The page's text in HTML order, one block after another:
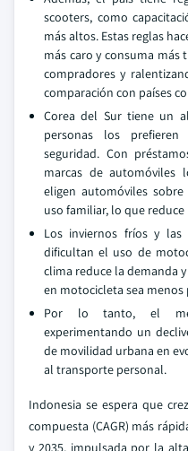
scooters, como
más altos. Estas reglas
más caro y consuma
compradores y
comparación con países
Corea del Sur tiene un
personas los
seguridad. Con
marcas de automóviles
eligen automóviles
uso familiar, lo que
Los inviernos fríos y
dificultan el uso de
clima reduce la demanda
en motocicleta sea menos
Por lo tanto, el
experimentando un
de movilidad urbana en
al transporte personal.
Indonesia se espera que
compuesta (CAGR) más
y 2035, impulsada por la